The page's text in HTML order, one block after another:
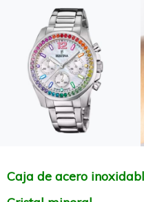
Caja de acero